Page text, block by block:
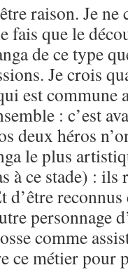
raison. Je ne
fais que le
de ce type
Je crois
est commune
: c’est
deux héros
le plus
à ce stade) : ils
d’être
personnage
comme
ce métier